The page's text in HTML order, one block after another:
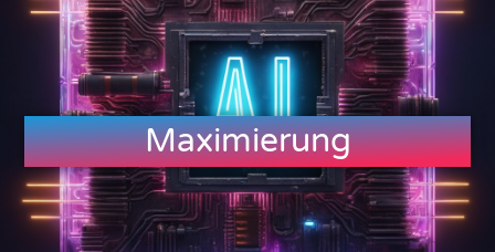
Maximierung